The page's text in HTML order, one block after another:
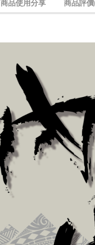
商品使用分享 商品評